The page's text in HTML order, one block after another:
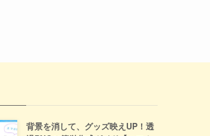
背景を消して、グッズ映えUP！透